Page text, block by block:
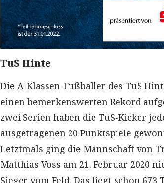
TuS Hinte
Die A-Klassen-Fußballer des TuS
einen bemerkenswerten Rekord
zwei Serien haben die TuS-Kicker
ausgetragenen 20 Punktspiele
Letztmals ging die Mannschaft von
Matthias Voss am 21. Februar 2020
Sieger vom Feld. Das liegt schon 673